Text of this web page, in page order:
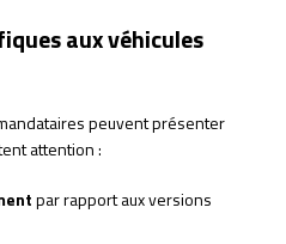
aux véhicules
peuvent présenter
attention :
par rapport aux versions